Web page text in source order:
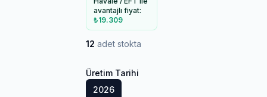
avantajlı fiyat:
₺19.309
12 adet stokta
Üretim Tarihi
2026